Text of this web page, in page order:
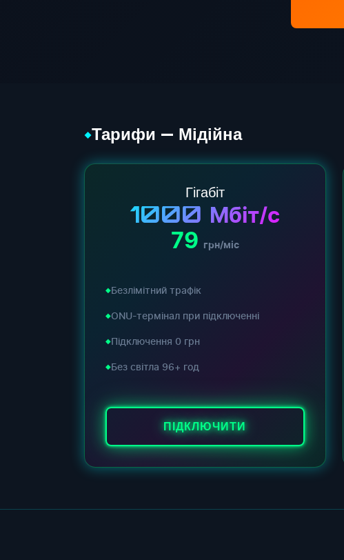
◆Тарифи — Мідійна
Гігабіт
1000 Мбіт/с
79 грн/міс
Безлімітний трафік
ONU-термінал при підключенні
Підключення 0 грн
Без світла 96+ год
ПІДКЛЮЧИТИ